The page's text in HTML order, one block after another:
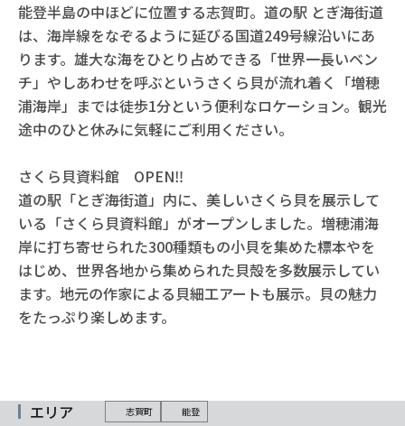
能登半島の中ほどに位置する志賀町。道の駅 とぎ海街道
は、海岸線をなぞるように延びる国道249号線沿いにあ
ります。雄大な海をひとり占めできる「世界一長いベン
チ」やしあわせを呼ぶというさくら貝が流れ着く「増穂
浦海岸」までは徒歩1分という便利なロケーション。観光
途中のひと休みに気軽にご利用ください。
さくら貝資料館 OPEN‼
道の駅「とぎ海街道」内に、美しいさくら貝を展示して
いる「さくら貝資料館」がオープンしました。増穂浦海
岸に打ち寄せられた300種類もの小貝を集めた標本やを
はじめ、世界各地から集められた貝殻を多数展示してい
ます。地元の作家による貝細工アートも展示。貝の魅力
をたっぷり楽しめます。
エリア 志賀町 能登